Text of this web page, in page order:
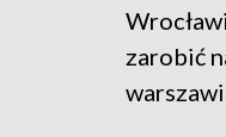
zarobić